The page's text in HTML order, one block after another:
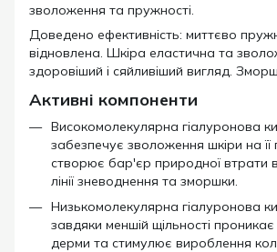
зволоження та пружності.
Доведено ефективність: миттєво
відновлена. Шкіра еластична та
здоровіший і сяйливіший вигляд.
Активні компоненти
Високомолекулярна гіалуронова
забезпечує зволоження шкіри на її
створює бар'єр природної втрати
лінії зневоднення та зморшки.
Низькомолекулярна гіалуронова
завдяки меншій щільності
дерми та стимулює вироблення